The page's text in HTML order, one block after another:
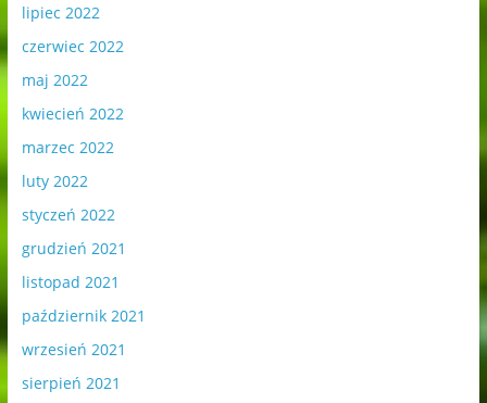
lipiec 2022
czerwiec 2022
maj 2022
kwiecień 2022
marzec 2022
luty 2022
styczeń 2022
grudzień 2021
listopad 2021
październik 2021
wrzesień 2021
sierpień 2021